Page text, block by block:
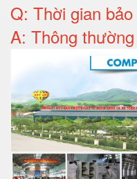
Q: Thời gian
A: Thông